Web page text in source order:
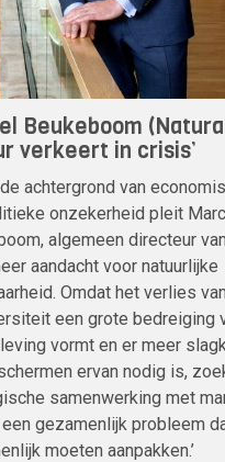
Beukeboom
verkeert in crisis’
achtergrond van
onzekerheid pleit
algemeen directeur
aandacht voor natuurlijke
Omdat het verlies van
een grote bedreiging
vormt en er meer
ervan nodig is,
samenwerking met
een gezamenlijk probleem
moeten aanpakken.’